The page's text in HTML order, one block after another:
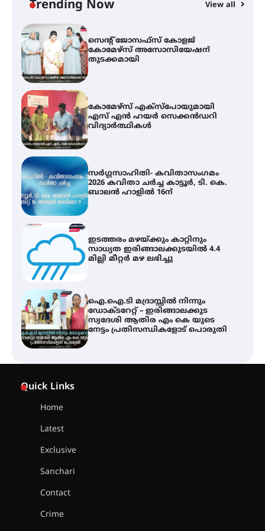
Trending Now View all
സെന്റ് ജോസഫ്സ് കോളജ്
കോമേഴ്‌സ് അസോസിയേഷന്
തുടക്കമായി
കോമേഴ്സ് എക്സ്പോയുമായി
എസ് എൻ ഹയർ സെക്കൻഡറി
വിദ്യാർത്ഥികൾ
സർഗ്ഗസാഹിതി- കവിതാസംഗമം
2026 കവിതാ ചർച്ച കാട്ടൂർ, ടി. കെ.
ബാലൻ ഹാളിൽ 16ന്
ഇടത്തരം മഴയ്ക്കും കാറ്റിനും
സാധ്യത ഇരിങ്ങാലക്കുടയിൽ 4.4
മില്ലി മീറ്റർ മഴ ലഭിച്ചു
ഐ.ഐ.ടി മദ്രാസ്സിൽ നിന്നും
ഡോക്ടറേറ്റ് – ഇരിങ്ങാലക്കുട
സ്വദേശി ആതിര എം കെ യുടെ
നേട്ടം പ്രതിസന്ധികളോട് പൊരുതി
Quick Links
Home
Latest
Exclusive
Sanchari
Contact
Crime